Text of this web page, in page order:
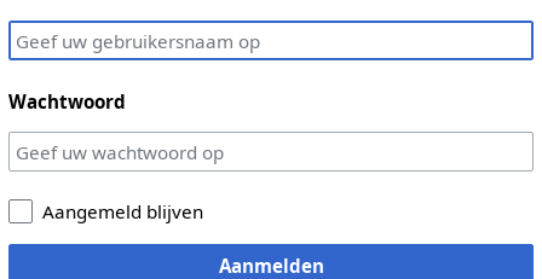
Wachtwoord
Aangemeld blijven
Aanmelden